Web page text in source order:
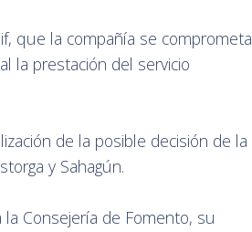
que la compañía se comprometa
la prestación del servicio
de la posible decisión de la
y Sahagún.
Consejería de Fomento, su